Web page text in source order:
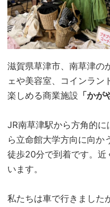
滋賀県草津市、南草津の
ェや美容室、コインラン
楽しめる商業施設 「かが
JR南草津駅から方角的
ら立命館大学方向に向か
徒歩20分で到着です。近
います。
私たちは車で行きました